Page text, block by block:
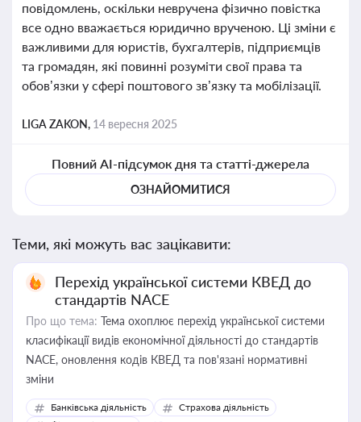
повідомлень, оскільки невручена фізично повістка
все одно вважається юридично врученою. Ці зміни є
важливими для юристів, бухгалтерів, підприємців
та громадян, які повинні розуміти свої права та
обов’язки у сфері поштового зв’язку та мобілізації.
LIGA ZAKON, 14 вересня 2025
Повний AI-підсумок дня та статті-джерела
ОЗНАЙОМИТИСЯ
Теми, які можуть вас зацікавити:
Перехід української системи КВЕД до
стандартів NACE
Про що тема: Тема охоплює перехід української системи
класифікації видів економічної діяльності до стандартів
NACE, оновлення кодів КВЕД та пов'язані нормативні
зміни
Банківська діяльність
Страхова діяльність